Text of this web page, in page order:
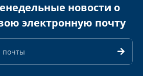
новости о
электронную почту